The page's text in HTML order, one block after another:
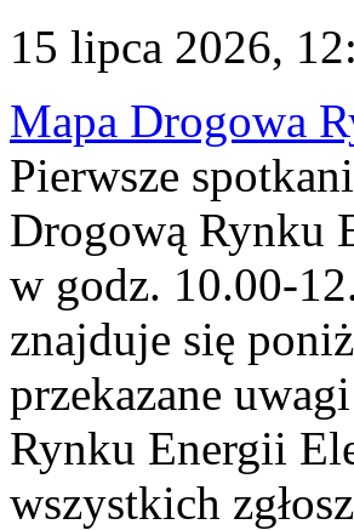
15 lipca 2026,
Mapa Drogowa
Pierwsze
Drogową Rynku
w godz. 10.00-
znajduje się
przekazane
Rynku Energii
wszystkich